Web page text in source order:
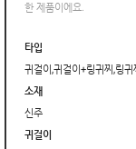
한 제품이에요.
타입
귀걸이,귀걸이+링귀찌,링귀
소재
신주
귀걸이